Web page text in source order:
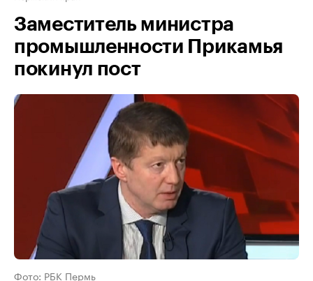
Заместитель министра
промышленности Прикамья
покинул пост
Фото: РБК Пермь